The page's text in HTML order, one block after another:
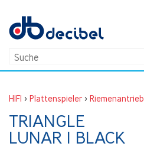
HIFI > Plattenspieler > Riemenantrieb
TRIANGLE
LUNAR 1 BLACK